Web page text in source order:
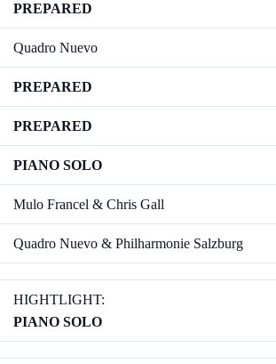
PREPARED
Quadro Nuevo
PREPARED
PREPARED
PIANO SOLO
Mulo Francel & Chris Gall
Quadro Nuevo & Philharmonie Salzburg
HIGHTLIGHT:
PIANO SOLO